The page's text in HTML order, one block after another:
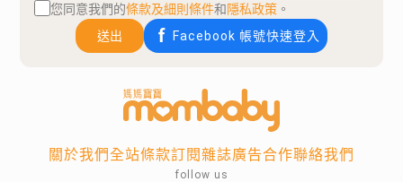
您同意我們的條款及細則條件和隱私政策 。
送出
Facebook 帳號快速登入
關於我們全站條款訂閱雜誌廣告合作聯絡我們
follow us